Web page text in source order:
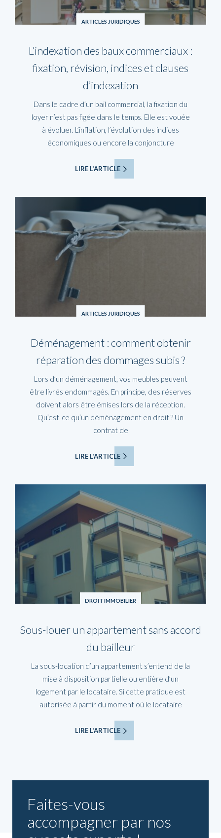
ARTICLES JURIDIQUES
L’indexation des baux commerciaux :
fixation, révision, indices et clauses
d’indexation
Dans le cadre d’un bail commercial, la fixation du
loyer n’est pas figée dans le temps. Elle est vouée
à évoluer. L’inflation, l’évolution des indices
économiques ou encore la conjoncture
LIRE L'ARTICLE
ARTICLES JURIDIQUES
Déménagement : comment obtenir
réparation des dommages subis ?
Lors d’un déménagement, vos meubles peuvent
être livrés endommagés. En principe, des réserves
doivent alors être émises lors de la réception.
Qu’est-ce qu’un déménagement en droit ? Un
contrat de
LIRE L'ARTICLE
DROIT IMMOBILIER
Sous-louer un appartement sans accord
du bailleur
La sous-location d’un appartement s’entend de la
mise à disposition partielle ou entière d’un
logement par le locataire. Si cette pratique est
autorisée à partir du moment où le locataire
LIRE L'ARTICLE
Faites-vous
accompagner par nos